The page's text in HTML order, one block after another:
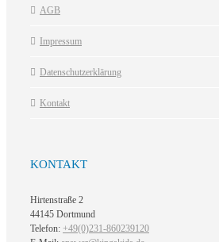
AGB
Impressum
Datenschutzerklärung
Kontakt
KONTAKT
Hirtenstraße 2
44145 Dortmund
Telefon: +49(0)231-860239120